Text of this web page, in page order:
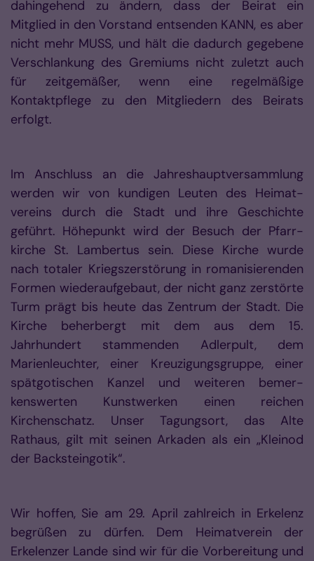
dahingehend zu ändern, dass der Beirat ein
Mitglied in den Vorstand entsenden KANN, es aber
nicht mehr MUSS, und hält die dadurch gegebene
Verschlankung des Gremiums nicht zuletzt auch
für zeitgemäßer, wenn eine regelmäßige
Kontaktpflege zu den Mitgliedern des Beirats
erfolgt.
Im Anschluss an die Jahreshauptversammlung
werden wir von kundigen Leuten des Heimat­
vereins durch die Stadt und ihre Geschichte
geführt. Höhepunkt wird der Besuch der Pfarr­
kirche St. Lambertus sein. Diese Kirche wurde
nach totaler Kriegszerstörung in romanisieren­den
Formen wiederaufgebaut, der nicht ganz zerstörte
Turm prägt bis heute das Zentrum der Stadt. Die
Kirche beherbergt mit dem aus dem 15.
Jahrhundert stammenden Adlerpult, dem
Marienleuchter, einer Kreuzigungsgruppe, einer
spätgotischen Kanzel und weiteren bemer­
kenswerten Kunstwerken einen reichen
Kirchenschatz. Unser Tagungsort, das Alte
Rathaus, gilt mit seinen Arkaden als ein „Kleinod
der Backsteingotik“.
Wir hoffen, Sie am 29. April zahlreich in Erkelenz
begrüßen zu dürfen. Dem Heimatverein der
Erkelenzer Lande sind wir für die Vorbereitung und